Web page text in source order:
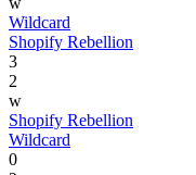
Wildcard
Shopify Rebellion
3
2
w
Shopify Rebellion
Wildcard
0